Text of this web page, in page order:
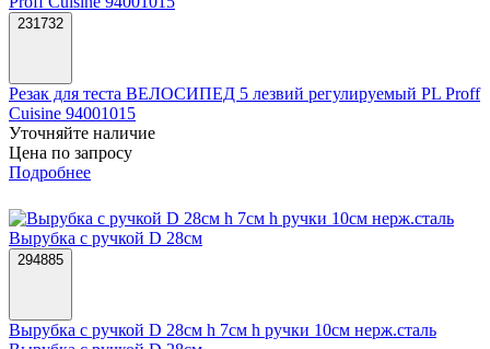
231732
Резак для теста ВЕЛОСИПЕД 5 лезвий регулируемый PL Proff
Cuisine 94001015
Уточняйте наличие
Цена по запросу
Подробнее
294885
Вырубка с ручкой D 28см h 7см h ручки 10см нерж.сталь